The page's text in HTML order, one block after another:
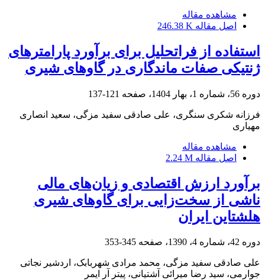
مشاهده مقاله
اصل مقاله 246.38 K
استفاده از فراتحلیل برای برآورد پارامترهای
ژنتیکی صفات ماندگاری در گاوهای شیری
دوره 56، شماره 1، بهار 1404، صفحه 121-137
فرزانه شکری سنگری، علی صادقی سفید مزگی، سعید انصاری
مهیاری
مشاهده مقاله
اصل مقاله 2.24 M
برآورد ارزش اقتصادی و زیان‌های مالی
ناشی از سخت‌زایی برای گاوهای شیری
هلشتاین ایران
دوره 42، شماره 4، 1390، صفحه 345-353
علی صادقی سفید مزگی، محمد مرادی شهربابک، اردشیر نجاتی
جوارمی، سید رضا میرائی آشتیانی، پیتر آر ایمر